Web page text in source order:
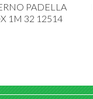
PADELLA
1M 32 12514